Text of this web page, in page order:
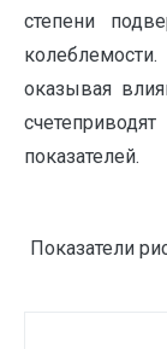
степени
оказывая
показателей.
Показатели